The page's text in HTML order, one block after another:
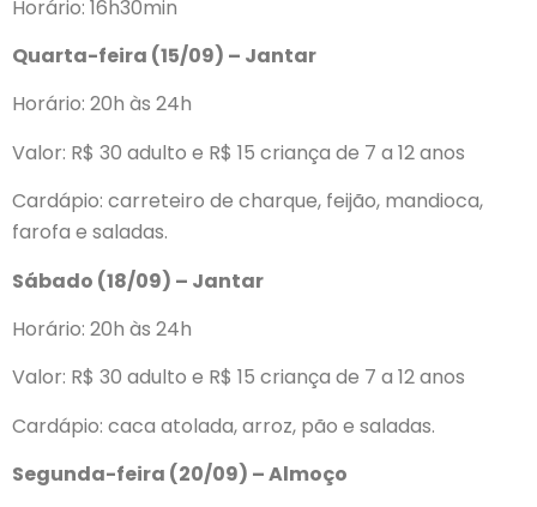
Horário: 16h30min
Quarta-feira (15/09) – Jantar
Horário: 20h às 24h
Valor: R$ 30 adulto e R$ 15 criança de 7 a 12 anos
Cardápio: carreteiro de charque, feijão, mandioca,
farofa e saladas.
Sábado (18/09) – Jantar
Horário: 20h às 24h
Valor: R$ 30 adulto e R$ 15 criança de 7 a 12 anos
Cardápio: caca atolada, arroz, pão e saladas.
Segunda-feira (20/09) – Almoço